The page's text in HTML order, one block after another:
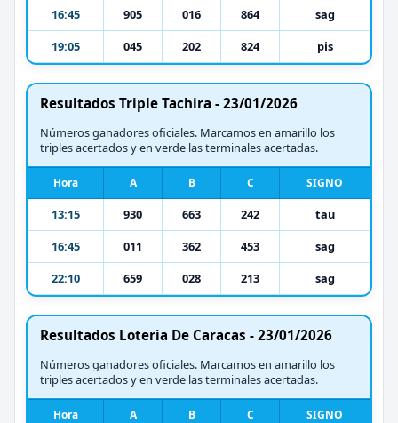
16:45
905 016 864
sag
19:05
045 202 824 pis
Resultados Triple Tachira - 23/01/2026
Números ganadores oficiales. Marcamos en amarillo los
triples acertados y en verde las terminales acertadas.
Hora A B C SIGNO
13:15 930 663 242
tau
16:45
011 362 453
sag
22:10
659 028 213 sag
Resultados Loteria De Caracas - 23/01/2026
Números ganadores oficiales. Marcamos en amarillo los
triples acertados y en verde las terminales acertadas.
Hora A B C SIGNO